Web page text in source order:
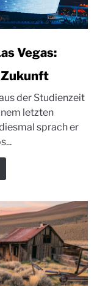
Vegas:
Zukunft
der Studienzeit
letzten
sprach er